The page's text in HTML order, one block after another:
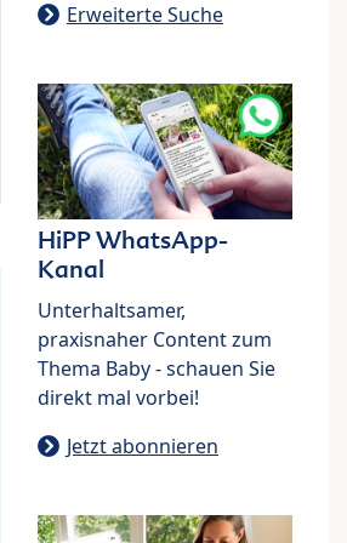
Erweiterte Suche
HiPP WhatsApp-
Kanal
Unterhaltsamer,
praxisnaher Content zum
Thema Baby - schauen Sie
direkt mal vorbei!
Jetzt abonnieren